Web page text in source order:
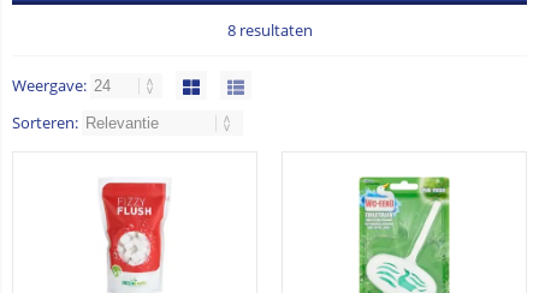
8 resultaten
Weergave:
Sorteren: